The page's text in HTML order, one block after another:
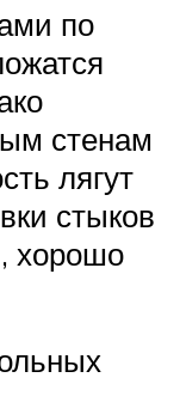
по
стенам
лягут
стыков
хорошо